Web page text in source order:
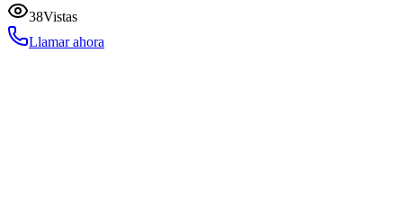
38Vistas
Llamar ahora